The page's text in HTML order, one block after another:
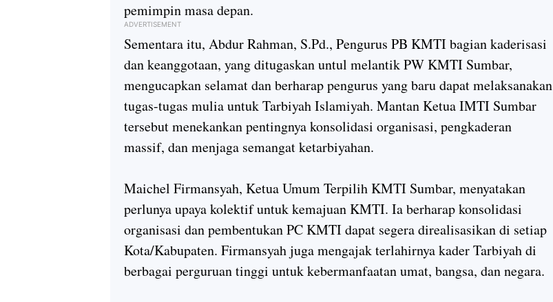
pemimpin masa depan.
ADVERTISEMENT
Sementara itu, Abdur Rahman, S.Pd., Pengurus PB KMTI bagian kaderisasi
dan keanggotaan, yang ditugaskan untul melantik PW KMTI Sumbar,
mengucapkan selamat dan berharap pengurus yang baru dapat melaksanakan
tugas-tugas mulia untuk Tarbiyah Islamiyah. Mantan Ketua IMTI Sumbar
tersebut menekankan pentingnya konsolidasi organisasi, pengkaderan
massif, dan menjaga semangat ketarbiyahan.
Maichel Firmansyah, Ketua Umum Terpilih KMTI Sumbar, menyatakan
perlunya upaya kolektif untuk kemajuan KMTI. Ia berharap konsolidasi
organisasi dan pembentukan PC KMTI dapat segera direalisasikan di setiap
Kota/Kabupaten. Firmansyah juga mengajak terlahirnya kader Tarbiyah di
berbagai perguruan tinggi untuk kebermanfaatan umat, bangsa, dan negara.